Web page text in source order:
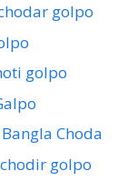
golpo
golpo
Choda
golpo